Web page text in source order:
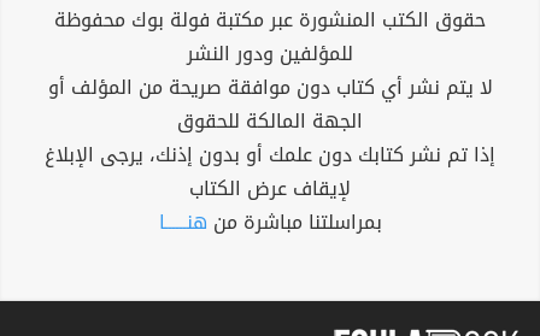
حقوق الكتب المنشورة عبر مكتبة فولة بوك محفوظة
للمؤلفين ودور النشر
لا يتم نشر أي كتاب دون موافقة صريحة من المؤلف أو
الجهة المالكة للحقوق
إذا تم نشر كتابك دون علمك أو بدون إذنك، يرجى الإبلاغ
لإيقاف عرض الكتاب
بمراسلتنا مباشرة من هنــــــا